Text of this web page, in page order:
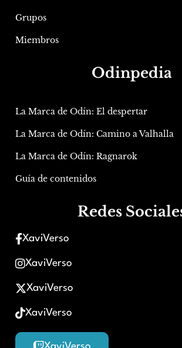
Grupos
Miembros
Odinpedia
La Marca de Odín: El despertar
La Marca de Odín: Camino a Valhalla
La Marca de Odín: Ragnarok
Guía de contenidos
Redes
XaviVerso
XaviVerso
XaviVerso
XaviVerso